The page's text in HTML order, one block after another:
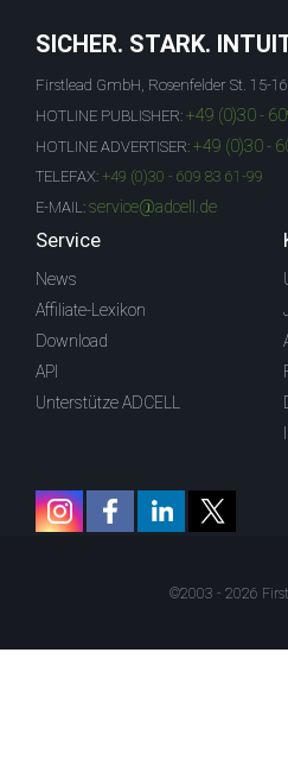
SICHER. STARK.
Firstlead GmbH, Rosenfelder St. 15-
HOTLINE PUBLISHER: +49 (0)30 -
HOTLINE ADVERTISER: +49 (0)30 -
TELEFAX: +49 (0)30 - 609 83 61-99
E-MAIL: service@adcell.de
Service
News
Affiliate-Lexikon
Download
API
Unterstütze ADCELL
©2003 - 2026